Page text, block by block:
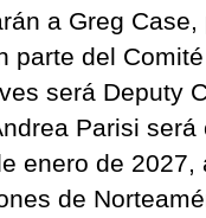
a Greg Case,
parte del
será Deputy
Parisi será
enero de 2027,
de